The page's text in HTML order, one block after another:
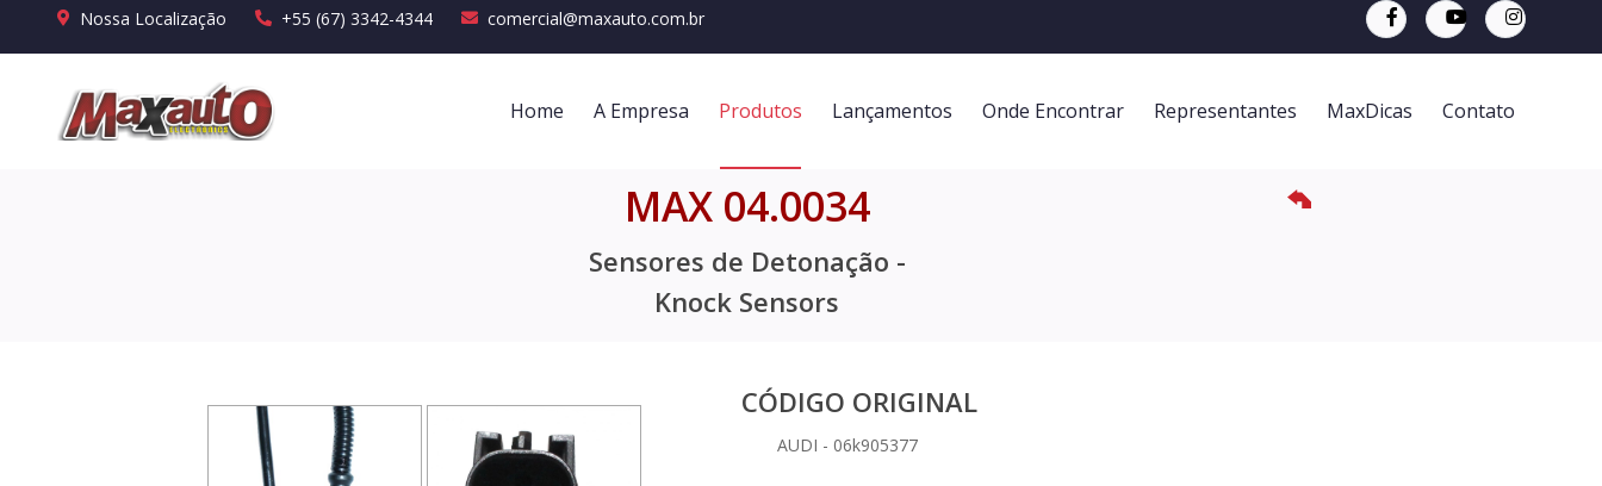
Nossa Localização +55 (67) 3342-4344 comercial@maxauto.com.br
Home A Empresa Produtos Lançamentos Onde Encontrar Representantes MaxDicas Contato
MAX 04.0034
Sensores de Detonação -
Knock Sensors
CÓDIGO ORIGINAL
AUDI - 06k905377